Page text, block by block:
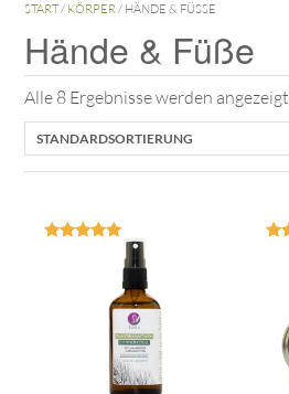
START/ KÖRPER/ HÄNDE & FÜSSE
Hände & Füße
Alle 8 Ergebnisse werden angezeigt